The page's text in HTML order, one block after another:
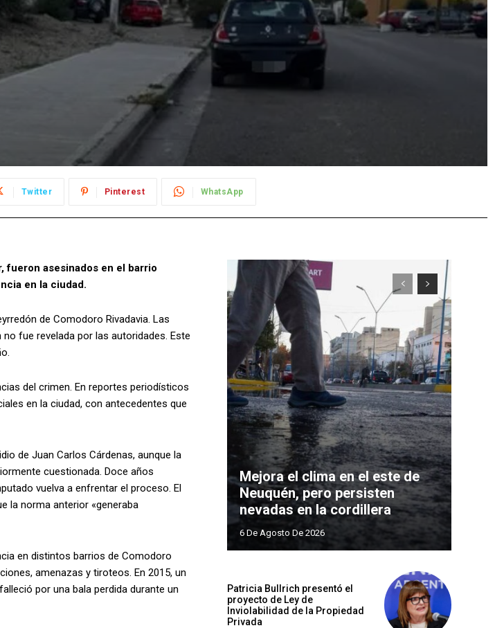
Twitter Pinterest WhatsApp
fueron asesinados en el barrio
en la ciudad.
de Comodoro Rivadavia. Las
fue revelada por las autoridades. Este
del crimen. En reportes periodísticos
en la ciudad, con antecedentes que
de Juan Carlos Cárdenas, aunque la
cuestionada. Doce años
vuelva a enfrentar el proceso. El
la norma anterior «generaba
en distintos barrios de Comodoro
amenazas y tiroteos. En 2015, un
por una bala perdida durante un
Mejora el clima en el este de
Neuquén, pero persisten
nevadas en la cordillera
6 De Agosto De 2026
Patricia Bullrich presentó el
proyecto de Ley de
Inviolabilidad de la Propiedad
Privada